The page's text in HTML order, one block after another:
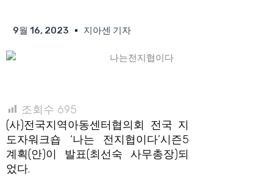
9월 16, 2023 지아센 기자
조회수 695
(사)전국지역아동센터협의회 전국 지
도자워크숍 ‘나는 전지협이다’시즌5
계획(안)이 발표(최선숙 사무총장)되
었다.